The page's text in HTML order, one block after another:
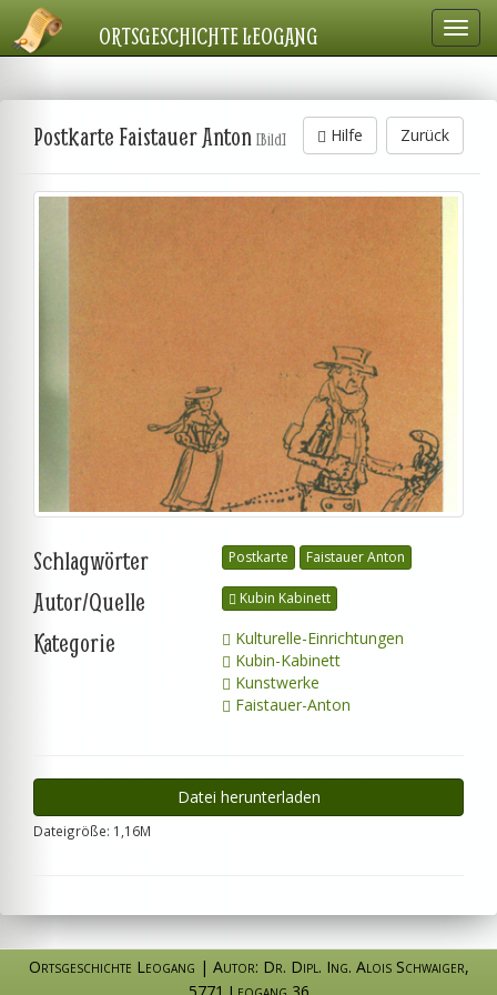
ORTSGESCHICHTE LEOGANG
Zurück
Hilfe
Postkarte Faistauer Anton [Bild]
Schlagwörter Postkarte Faistauer Anton
Autor/Quelle Kubin Kabinett
Kategorie
Kulturelle-Einrichtungen
Kubin-Kabinett
Kunstwerke
Faistauer-Anton
Datei herunterladen
Dateigröße: 1,16M
Ortsgeschichte Leogang | Autor: Dr. Dipl. Ing. Alois Schwaiger,
5771 Leogang 36